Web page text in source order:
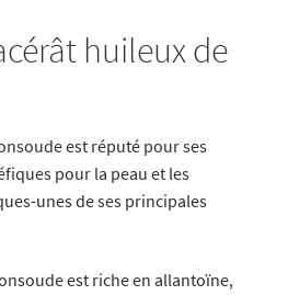
huileux de
est réputé pour ses
pour la peau et les
unes de ses principales
est riche en allantoïne,